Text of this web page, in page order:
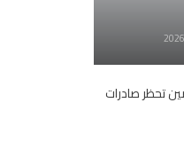
تحظر صادرات